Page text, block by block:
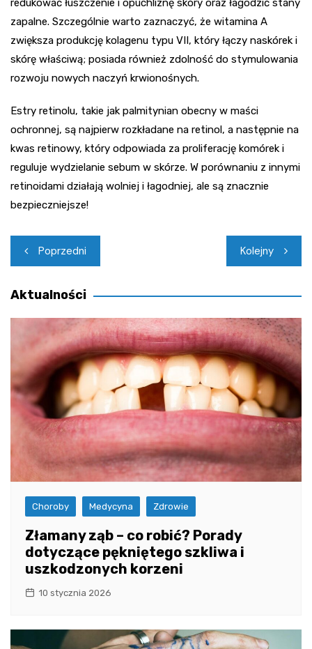
redukować łuszczenie i opuchliznę skóry oraz łagodzić stany
zapalne. Szczególnie warto zaznaczyć, że witamina A
zwiększa produkcję kolagenu typu VII, który łączy naskórek i
skórę właściwą; posiada również zdolność do stymulowania
rozwoju nowych naczyń krwionośnych.
Estry retinolu, takie jak palmitynian obecny w maści
ochronnej, są najpierw rozkładane na retinol, a następnie na
kwas retinowy, który odpowiada za proliferację komórek i
reguluje wydzielanie sebum w skórze. W porównaniu z innymi
retinoidami działają wolniej i łagodniej, ale są znacznie
bezpieczniejsze!
Nawigacja
wpisu
Poprzedni Kolejny
Aktualności
Choroby Medycyna Zdrowie
Złamany ząb – co robić? Porady
dotyczące pękniętego szkliwa i
uszkodzonych korzeni
10 stycznia 2026